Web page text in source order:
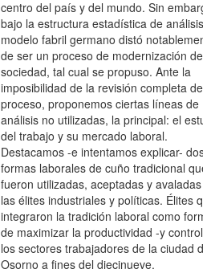
centro del país y del mundo. Sin
bajo la estructura estadística de análisis,
modelo fabril germano distó notablemente
de ser un proceso de modernización de la
sociedad, tal cual se propuso. Ante la
imposibilidad de la revisión completa del
proceso, proponemos ciertas líneas de
análisis no utilizadas, la principal: el
del trabajo y su mercado laboral.
Destacamos -e intentamos explicar- dos
formas laborales de cuño tradicional que
fueron utilizadas, aceptadas y avaladas
las élites industriales y políticas. Élites que
integraron la tradición laboral como forma
de maximizar la productividad -y control-
los sectores trabajadores de la ciudad de
Osorno a fines del diecinueve.